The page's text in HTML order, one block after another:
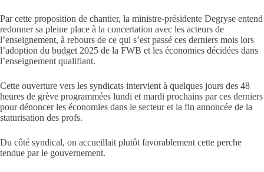
Par cette proposition de chantier, la ministre-présidente Degryse entend
redonner sa pleine place à la concertation avec les acteurs de
l’enseignement, à rebours de ce qui s’est passé ces derniers mois lors
l’adoption du budget 2025 de la FWB et les économies décidées dans
l’enseignement qualifiant.
Cette ouverture vers les syndicats intervient à quelques jours des 48
heures de grève programmées lundi et mardi prochains par ces derniers
pour dénoncer les économies dans le secteur et la fin annoncée de la
staturisation des profs.
Du côté syndical, on accueillait plutôt favorablement cette perche
tendue par le gouvernement.